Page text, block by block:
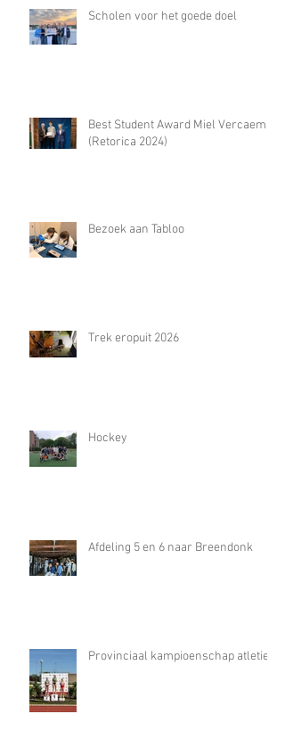
Scholen voor het goede doel
Best Student Award Miel Vercaemst
(Retorica 2024)
Bezoek aan Tabloo
Trek eropuit 2026
Hockey
Afdeling 5 en 6 naar Breendonk
Provinciaal kampioenschap atletiek